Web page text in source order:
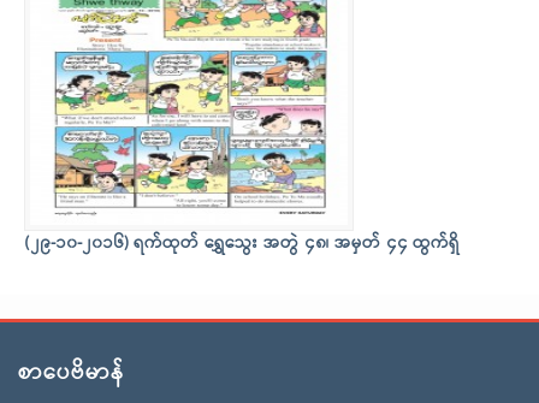
(၂၉-၁၀-၂၀၁၆) ရက်ထုတ် ရွှေသွေး အတွဲ ၄၈၊ အမှတ် ၄၄ ထွက်ရှိ
စာပေဗိမာန်